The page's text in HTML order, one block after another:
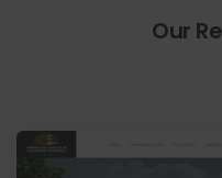
Our